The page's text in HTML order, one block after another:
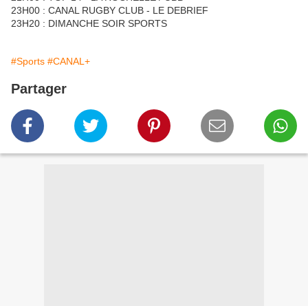
23H00 : CANAL RUGBY CLUB - LE DEBRIEF
23H20 : DIMANCHE SOIR SPORTS
#Sports #CANAL+
Partager